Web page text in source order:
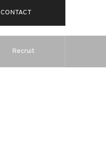
CONTACT
Recruit